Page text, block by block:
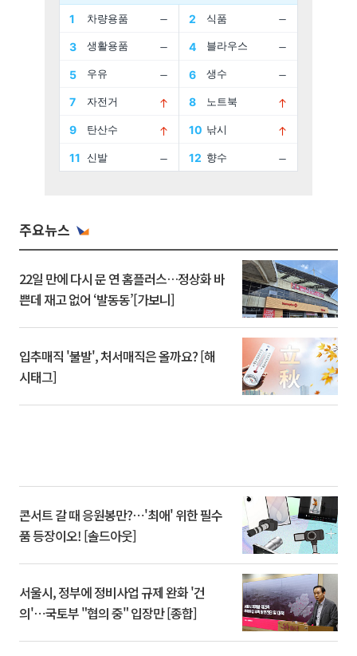
주요뉴스
22일 만에 다시 문 연 홈플러스…정상화 바
쁜데 재고 없어 ‘발동동’[가보니]
입추매직 '불발', 처서매직은 올까요? [해
시태그]
콘서트 갈 때 응원봉만?⋯'최애' 위한 필수
품 등장이오! [솔드아웃]
서울시, 정부에 정비사업 규제 완화 '건
의'⋯국토부 "협의 중" 입장만 [종합]